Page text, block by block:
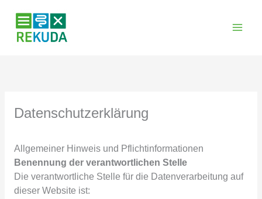
Inhalt
springen
Datenschutzerklärung
Allgemeiner Hinweis und Pflichtinformationen
Benennung der verantwortlichen Stelle
Die verantwortliche Stelle für die Datenverarbeitung auf
dieser Website ist: